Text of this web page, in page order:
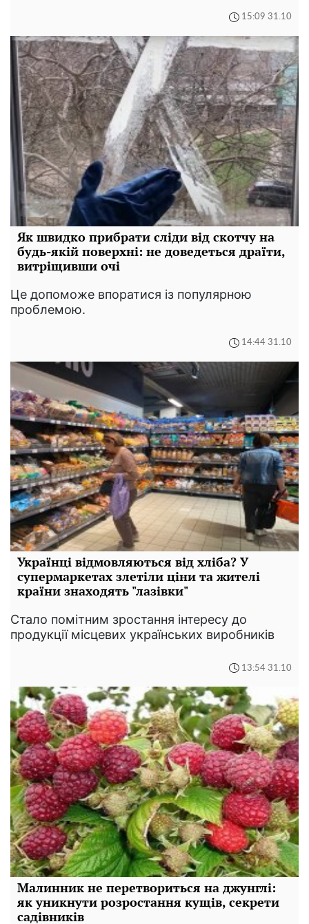
15:09 31.10
Як швидко прибрати сліди від скотчу на
будь-якій поверхні: не доведеться драїти,
витріщивши очі
Це допоможе впоратися із популярною
проблемою.
14:44 31.10
Українці відмовляються від хліба? У
супермаркетах злетіли ціни та жителі
країни знаходять "лазівки"
Стало помітним зростання інтересу до
продукції місцевих українських виробників
13:54 31.10
Малинник не перетвориться на джунглі:
як уникнути розростання кущів, секрети
садівників